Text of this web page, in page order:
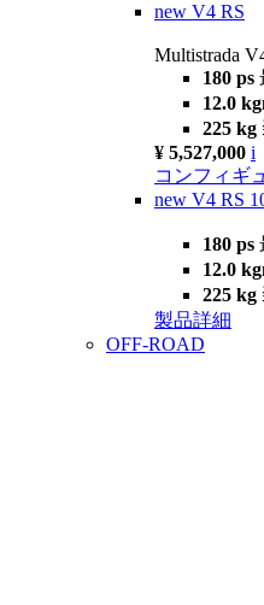
new V4 RS
Multistrada
180 ps
12.0
225 kg
¥ 5,527,000 i
コンフィギ
new V4 RS
180 ps
12.0
225 kg
製品詳細
OFF-ROAD